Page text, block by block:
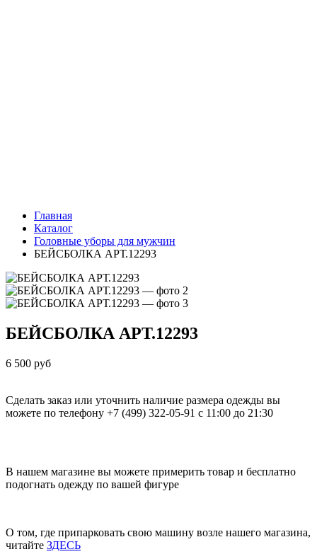
Главная
Каталог
Головные уборы для мужчин
БЕЙСБОЛКА АРТ.12293
БЕЙСБОЛКА АРТ.12293
6 500 руб
Сделать заказ или уточнить наличие размера одежды вы
можете по телефону +7 (499) 322-05-91 с 11:00 до 21:30
В нашем магазине вы можете примерить товар и бесплатно
подогнать одежду по вашей фигуре
О том, где припарковать свою машину возле нашего магазина,
читайте ЗДЕСЬ